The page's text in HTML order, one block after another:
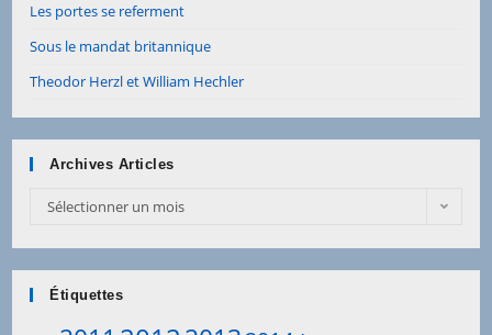
Les portes se referment
Sous le mandat britannique
Theodor Herzl et William Hechler
Archives Articles
Sélectionner un mois
Étiquettes